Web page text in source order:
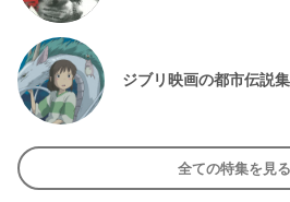
ジブリ映画の都市伝説集
全ての特集を見る